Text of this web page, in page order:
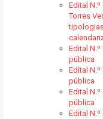
Edital
Torres
Edital
pública
Edital
pública
Edital
pública
Edital